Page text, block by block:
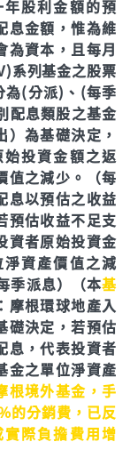
股利金額的預
息金額，惟為維
為資本，且每月
系列基金之股票
為(分派)、(每季
配息類股之基金
為基礎決定，
投資金額之返
值之減少。（每
息以預估之收益
預估收益不足支
資者原始投資金
資產價值之減
季派息）（本基
摩根環球地產入
礎決定，若預估
息，代表投資者
金之單位淨資產
根境外基金，手
的分銷費，已反
際負擔費用增